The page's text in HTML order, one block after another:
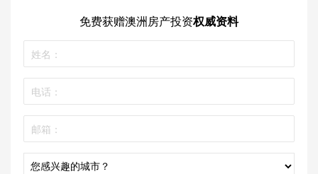
West 和 Andrews Farm 等郊区的房价均上涨了 20% 以上。
至 61.4 万澳元之间。
免费获赠澳洲房产投资权威资料